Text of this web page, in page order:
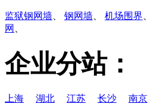
监狱钢网墙 钢网墙 机场围界
网
企业分站：
上海 湖北 江苏 长沙 南京